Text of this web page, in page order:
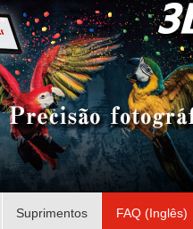
Suprimentos FAQ (Inglês)